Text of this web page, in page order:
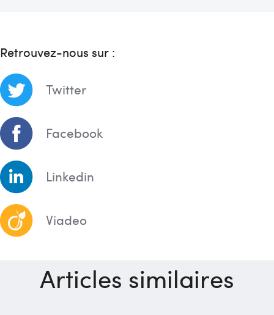
Retrouvez-nous sur :
Twitter
Facebook
Linkedin
Viadeo
Articles similaires